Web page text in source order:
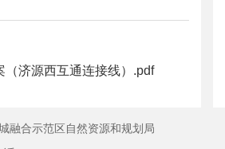
（济源西互通连接线）.pdf
融合示范区自然资源和规划局